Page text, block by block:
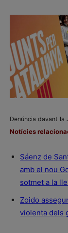
Denúncia davant la
Notícies
Sáenz de
amb el nou
sotmet a la
Zoido
violenta dels